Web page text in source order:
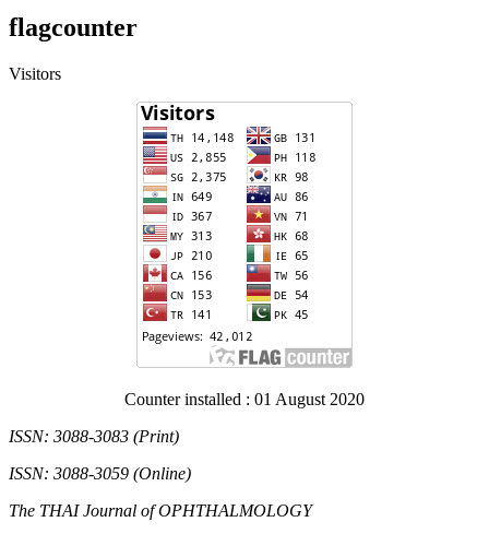
flagcounter
Visitors
Counter installed : 01 August 2020
ISSN: 3088-3083 (Print)
ISSN: 3088-3059 (Online)
The THAI Journal of OPHTHALMOLOGY